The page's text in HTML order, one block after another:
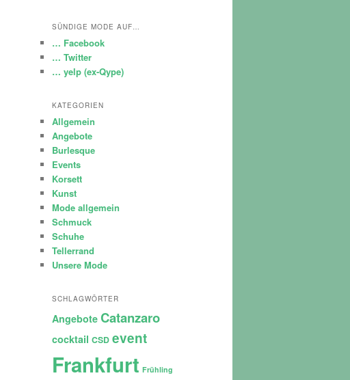
SÜNDIGE MODE AUF…
… Facebook
… Twitter
… yelp (ex-Qype)
KATEGORIEN
Allgemein
Angebote
Burlesque
Events
Korsett
Kunst
Mode allgemein
Schmuck
Schuhe
Tellerrand
Unsere Mode
SCHLAGWÖRTER
Angebote Catanzaro
cocktail CSD event
Frankfurt Frühling